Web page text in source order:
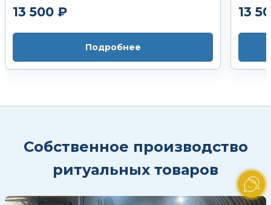
13 500 ₽
Подробнее
13
Собственное производство
ритуальных товаров